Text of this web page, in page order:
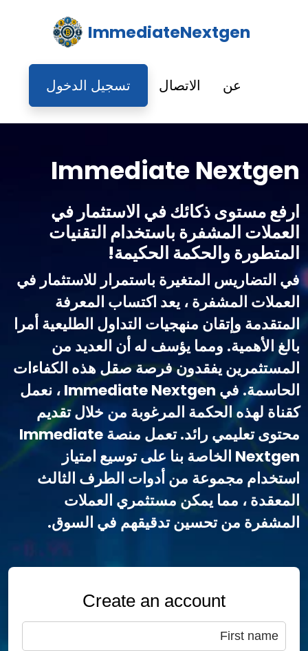
ImmediateNextgen
عن الاتصال تسجيل الدخول
Immediate Nextgen
ارفع مستوى ذكائك في الاستثمار في
العملات المشفرة باستخدام التقنيات
المتطورة والحكمة الحكيمة!
في التضاريس المتغيرة باستمرار للاستثمار في
العملات المشفرة ، يعد اكتساب المعرفة
المتقدمة وإتقان منهجيات التداول الطليعية أمرا
بالغ الأهمية. ومما يؤسف له أن العديد من
المستثمرين يفقدون فرصة صقل هذه الكفاءات
الحاسمة. في Immediate Nextgen ، نعمل
كقناة لهذه الحكمة المرغوبة من خلال تقديم
محتوى تعليمي رائد. تعمل منصة Immediate
Nextgen الخاصة بنا على توسيع امتياز
استخدام مجموعة من أدوات الطرف الثالث
المعقدة ، مما يمكن مستثمري العملات
المشفرة من تحسين تدقيقهم في السوق.